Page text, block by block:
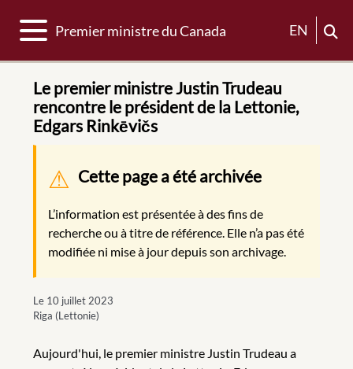
Basculer la navigation
Premier ministre du Canada EN
Le premier ministre Justin Trudeau
rencontre le président de la Lettonie,
Edgars Rinkēvičs
Message d'avertissement
Cette page a été archivée
L’information est présentée à des fins de
recherche ou à titre de référence. Elle n’a pas été
modifiée ni mise à jour depuis son archivage.
Le 10 juillet 2023
Riga (Lettonie)
Aujourd'hui, le premier ministre Justin Trudeau a